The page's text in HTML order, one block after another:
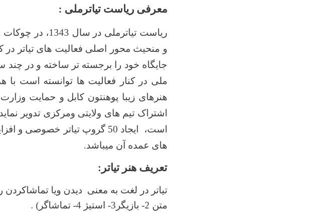
معرفی ریاست تیاترملی :
ریاست تیاترملی
و منحیث محور اصلی فعالیت های تیاتر
جایگاه خود را برجسته تر ساخته و در چند
ملی در کنار فعالیت ها توانسته است با
هنرهای زیبا پوهنتون کابل و حمایت
اشتراک تیم های ولایتی ومرکزی تدویر
است، ایجاد 50 گروپ تیاتر
های عمده آن میباشد.
تعریف هنر تیاتر:
متن 2- بازیگر3- استیژ 4- تماشاگر) .